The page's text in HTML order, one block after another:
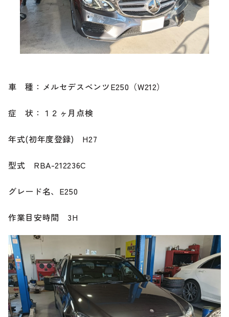
中古車探しのご依頼/その他
お問い合わせフォーム
ブランド紹介
ブログ
お客様の声
Contact Form
24時間受付対応の
買取査定のご依頼
中古車探しのご依頼・レンタカーのご相談
電話・メールなどのご連絡方法意外にも、オンラインで
のご相談も可能です。
お問い合わせフォームにて、オンラインでのご連絡をご
希望ください。
車 種：メルセデスベンツE250（W212）
症 状：１２ヶ月点検
年式(初年度登録) H27
型式 RBA-212236C
グレード名、E250
作業目安時間 3H